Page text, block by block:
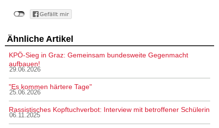
Ähnliche Artikel
KPÖ-Sieg in Graz: Gemeinsam bundesweite Gegenmacht
aufbauen!
29.06.2026
"Es kommen härtere Tage"
25.06.2026
Rassistisches Kopftuchverbot: Interview mit betroffener Schülerin
06.11.2025